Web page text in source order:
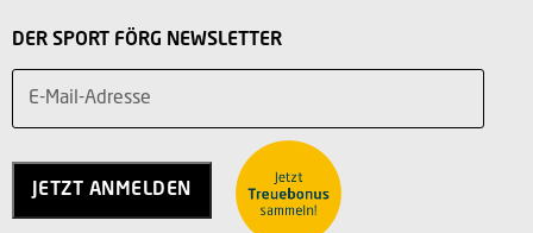
Sport Outlet Augsburg
Sport Outlet Stadtbergen
Über uns
Jobs
AGB
Rücksendung
Service
Kontakt
Vertrag widerrufen
Teilnahmebedingungen
DER SPORT FÖRG NEWSLETTER
E-Mail-Adresse
JETZT ANMELDEN